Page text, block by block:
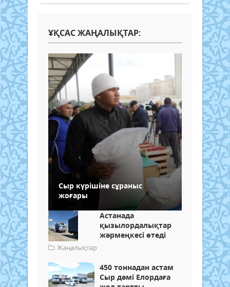
ҰҚСАС ЖАҢАЛЫҚТАР:
Сыр күрішіне сұраныс
жоғары
Астанада
қызылордалықтар
жәрмеңкесі өтеді
Жаңалықтар
450 тоннадан астам
Сыр дәмі Елордаға